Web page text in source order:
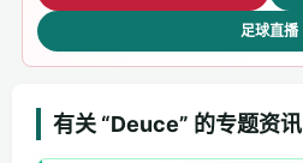
足球直播
有关 “Deuce” 的专题资讯